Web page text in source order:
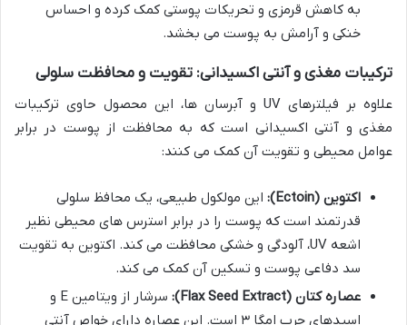
به کاهش قرمزی و تحریکات پوستی کمک کرده و احساس
خنکی و آرامش به پوست می بخشد.
ترکیبات مغذی و آنتی اکسیدانی: تقویت و محافظت سلولی
علاوه بر فیلترهای UV و آبرسان ها، این محصول حاوی ترکیبات
مغذی و آنتی اکسیدانی است که به محافظت از پوست در برابر
عوامل محیطی و تقویت آن کمک می کنند:
اکتوین (Ectoin):
این مولکول طبیعی، یک محافظ سلولی
قدرتمند است که پوست را در برابر استرس های محیطی نظیر
اشعه UV، آلودگی و خشکی محافظت می کند. اکتوین به تقویت
سد دفاعی پوست و تسکین آن کمک می کند.
عصاره کتان (Flax Seed Extract):
سرشار از ویتامین E و
اسیدهای چرب امگا ۳ است. این عصاره دارای خواص آنتی